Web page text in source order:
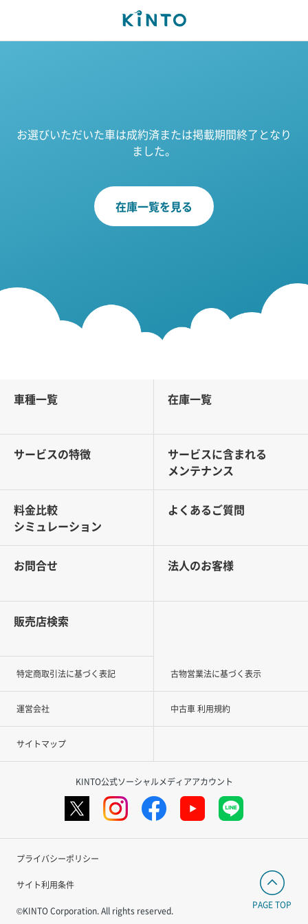
お選びいただいた車は成約済または掲載期間終了となり
ました。
在庫一覧を見る
車種一覧 在庫一覧
サービスの特徴
サービスに含まれる
メンテナンス
料金比較
シミュレーション
よくあるご質問
お問合せ 法人のお客様
販売店検索
特定商取引法に基づく表記 古物営業法に基づく表示
運営会社 中古車 利用規約
サイトマップ
KINTO公式ソーシャルメディアアカウント
プライバシーポリシー
サイト利用条件
©KINTO Corporation. All rights reserved.
PAGE TOP